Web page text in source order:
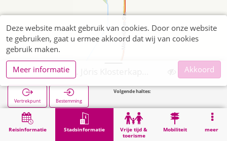
Reisinformatie Stadsinformatie
Vrije tijd &
toerisme
Mobiliteit meer
Vertrekpunt Bestemming
Volgende haltes:
Stadsinformatie Eschweiler, St. Jöris Klosterkapelle
Deze website maakt gebruik van cookies. Door onze website
te gebruiken, gaat u ermee akkoord dat wij van cookies
gebruik maken.
Meer informatie
Akkoord